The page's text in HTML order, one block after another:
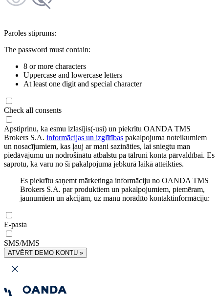
Paroles stiprums:
The password must contain:
8 or more characters
Uppercase and lowercase letters
At least one digit and special character
Check all consents
Apstiprinu, ka esmu izlasījis(-usi) un piekrītu OANDA TMS
Brokers S.A. informācijas un izglītības pakalpojuma noteikumiem
un nosacījumiem, kas ļauj ar mani sazināties, lai sniegtu man
piedāvājumu un nodrošinātu atbalstu pa tālruni konta pārvaldībai. Es
saprotu, ka varu no šī pakalpojuma jebkurā laikā atteikties.
Es piekrītu saņemt mārketinga informāciju no OANDA TMS
Brokers S.A. par produktiem un pakalpojumiem, piemēram,
jaunumiem un akcijām, uz manu norādīto kontaktinformāciju:
E-pasta
SMS/MMS
ATVĒRT DEMO KONTU »